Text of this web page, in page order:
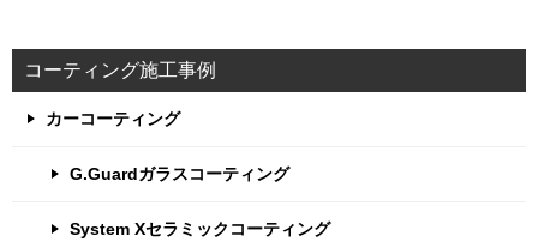
コーティング施工事例
カーコーティング
G.Guardガラスコーティング
System Xセラミックコーティング